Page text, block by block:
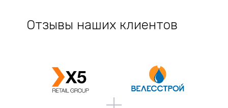
Отзывы наших клиентов